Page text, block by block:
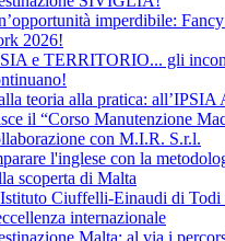
imperdibile:
2026!
e TERRITORIO... gli
teoria alla pratica: all’IPSIA
il “Corso Manutenzione
con M.I.R. S.r.l.
l'inglese con la
scoperta di Malta
Ciuffelli-Einaudi di Todi
internazionale